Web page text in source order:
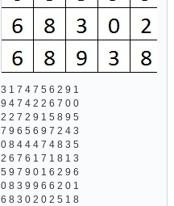
3 1 7 4 7 5 6 2 9 1
9 4 7 4 2 2 6 7 0 0
2 2 7 2 9 1 5 8 9 5
7 9 6 5 6 9 7 2 4 3
0 8 4 4 4 7 4 8 3 5
2 6 7 6 1 7 1 8 1 3
5 9 7 9 0 1 6 2 9 6
0 8 3 9 9 6 6 2 0 1
6 8 3 0 2 0 2 5 1 8